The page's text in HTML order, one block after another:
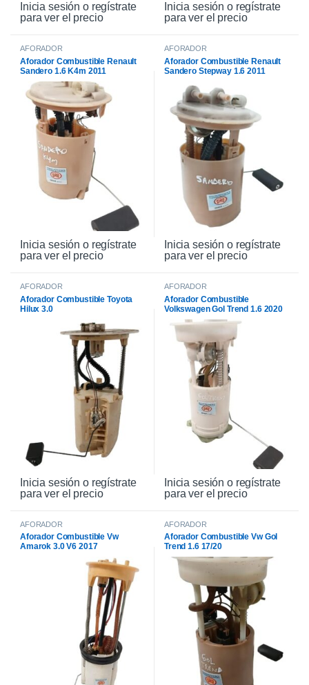
Inicia sesión o regístrate
para ver el precio
Inicia sesión o regístrate
para ver el precio
AFORADOR
Aforador Combustible Renault
Sandero 1.6 K4m 2011
Inicia sesión o regístrate
para ver el precio
AFORADOR
Aforador Combustible Renault
Sandero Stepway 1.6 2011
Inicia sesión o regístrate
para ver el precio
AFORADOR
Aforador Combustible Toyota
Hilux 3.0
Inicia sesión o regístrate
para ver el precio
AFORADOR
Aforador Combustible
Volkswagen Gol Trend 1.6 2020
Inicia sesión o regístrate
para ver el precio
AFORADOR
Aforador Combustible Vw
Amarok 3.0 V6 2017
AFORADOR
Aforador Combustible Vw Gol
Trend 1.6 17/20